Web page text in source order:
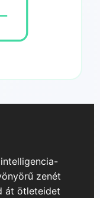
zenét
át ötleteidet